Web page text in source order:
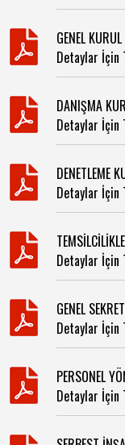
GENEL
Detaylar İçin
DANIŞMA
Detaylar İçin
DENETLEME
Detaylar İçin
Detaylar İçin
GENEL
Detaylar İçin
PERSONEL
Detaylar İçin